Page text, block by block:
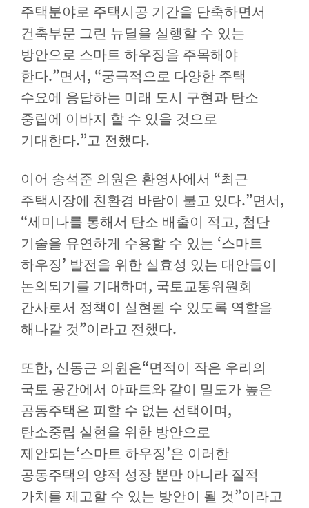
주택분야로 주택시공 기간을 단축하면서
건축부문 그린 뉴딜을 실행할 수 있는
방안으로 스마트 하우징을 주목해야
한다.”면서 , “궁극적으로 다양한 주택
수요에 응답하는 미래 도시 구현과 탄소
중립에 이바지 할 수 있을 것으로
기대한다.”고 전했다.
이어 송석준 의원은 환영사에서 “최근
주택시장에 친환경 바람이 불고 있다.”면서 ,
“세미나를 통해서 탄소 배출이 적고, 첨단
기술을 유연하게 수용할 수 있는 ‘스마트
하우징’ 발전을 위한 실효성 있는 대안들이
논의되기를 기대하며 , 국토교통위원회
간사로서 정책이 실현될 수 있도록 역할을
해나갈 것”이라고 전했다.
또한, 신동근 의원은“면적이 작은 우리의
국토 공간에서 아파트와 같이 밀도가 높은
공동주택은 피할 수 없는 선택이며 ,
탄소중립 실현을 위한 방안으로
제안되는‘스마트 하우징’은 이러한
공동주택의 양적 성장 뿐만 아니라 질적
가치를 제고할 수 있는 방안이 될 것”이라고